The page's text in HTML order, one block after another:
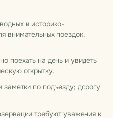
и историко-
внимательных поездок.
поехать на день и увидеть
открытку.
заметки по подъезду; дорогу
требуют уважения к